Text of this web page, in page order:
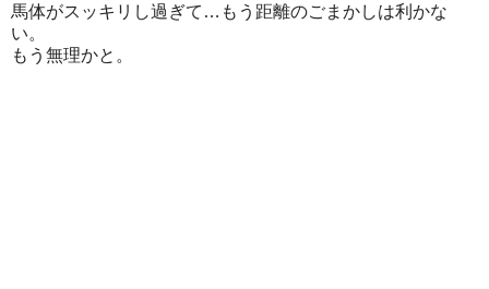
馬体がスッキリし過ぎて…もう距離のごまかしは利かな
い。
もう無理かと。